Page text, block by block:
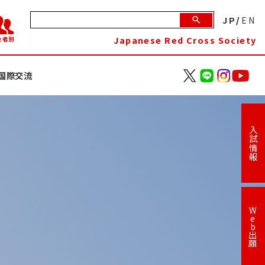
者別
JP/ EN
Japanese Red Cross Society
際交流
入試情報
W
e
b
出
願